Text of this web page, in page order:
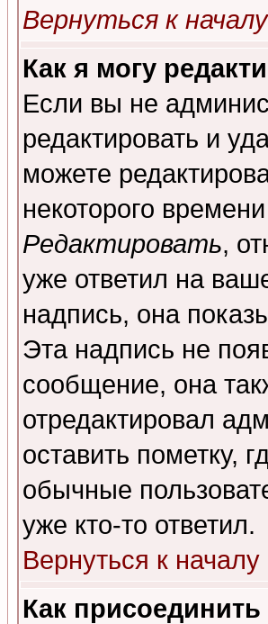
Вернуться к началу
Как я могу
Если вы не
редактировать и
можете
некоторого
Редактировать,
уже ответил на
надпись, она
Эта надпись не
сообщение, она
отредактировал
оставить пометку,
обычные
уже кто-то ответил.
Вернуться к началу
Как